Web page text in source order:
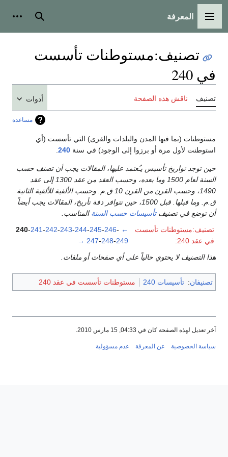
القائمة الرئيسية
المعرفة بحث
تصنيف:مستوطنات تأسست
في 240
تصنيف ناقش هذه الصفحة أدوات
مساعدة
مستوطنات (بما فيها المدن والبلدات والقرى) التي تأسست (أي
استوطنت لأول مرة أو برزوا إلى الوجود) في سنة 240
حين توجد تواريخ تأسيس يـُعتمد عليها، المقالات يجب أن تصنف حسب
السنة لعام 1500 وما بعده، وحسب العقد من عقد 1300 إلى عقد
1490، وحسب القرن من القرن 10 ق.م. وحسب الألفية للألفية الثانية
ق.م. وما قبلها. قبل 1500، حين تتوافر دقة تأريخ، المقالات يجب أيضاً
أن توضع في تصنيفتأسيسات حسب السنة المناسب.
تصنيف:مستوطنات تأسست
في عقد 240
:
←
240-241-242-243-244-245-246-
247-248-249
→
هذا التصنيف لا يحتوي حالياً على أي صفحات أو ملفات.
تصنيفان: تأسيسات 240 مستوطنات تأسست في عقد 240
آخر تعديل لهذه الصفحة كان في 04:33, 15 مارس 2010.
سياسة الخصوصية عن المعرفة عدم مسؤولية